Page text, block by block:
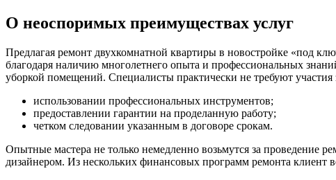
О неоспоримых преимуществах услуг
Предлагая ремонт двухкомнатной квартиры в новостройке «под
благодаря наличию многолетнего опыта и профессиональных
уборкой помещений. Специалисты практически не требуют
использовании профессиональных инструментов;
предоставлении гарантии на проделанную работу;
четком следовании указанным в договоре срокам.
Опытные мастера не только немедленно возьмутся за проведение
дизайнером. Из нескольких финансовых программ ремонта клиент